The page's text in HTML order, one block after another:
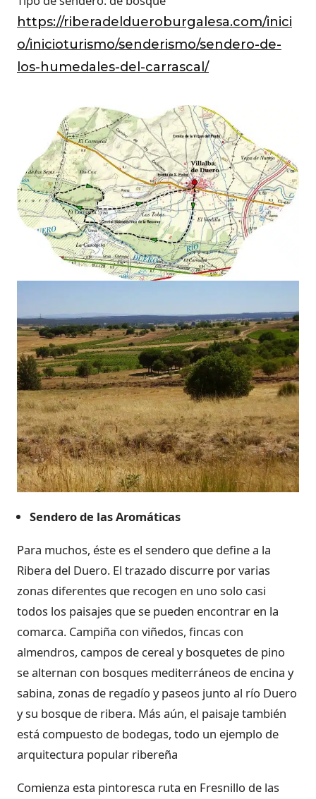
https://riberadeldueroburgalesa.com/inici
o/inicioturismo/senderismo/sendero-de-
los-humedales-del-carrascal/
Sendero de las Aromáticas
Para muchos, éste es el sendero que define a la
Ribera del Duero. El trazado discurre por varias
zonas diferentes que recogen en uno solo casi
todos los paisajes que se pueden encontrar en la
comarca. Campiña con viñedos, fincas con
almendros, campos de cereal y bosquetes de pino
se alternan con bosques mediterráneos de encina y
sabina, zonas de regadío y paseos junto al río Duero
y su bosque de ribera. Más aún, el paisaje también
está compuesto de bodegas, todo un ejemplo de
arquitectura popular ribereña
Comienza esta pintoresca ruta en Fresnillo de las